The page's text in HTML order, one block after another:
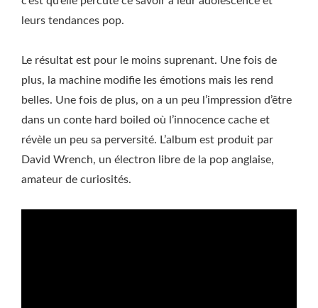
leurs tendances pop.
Le résultat est pour le moins suprenant. Une fois de
plus, la machine modifie les émotions mais les rend
belles. Une fois de plus, on a un peu l’impression d’être
dans un conte hard boiled où l’innocence cache et
révèle un peu sa perversité. L’album est produit par
David Wrench, un électron libre de la pop anglaise,
amateur de curiosités.